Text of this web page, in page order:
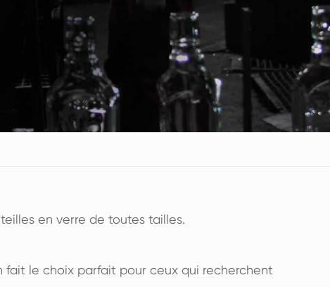
en verre de toutes tailles.
le choix parfait pour ceux qui recherchent